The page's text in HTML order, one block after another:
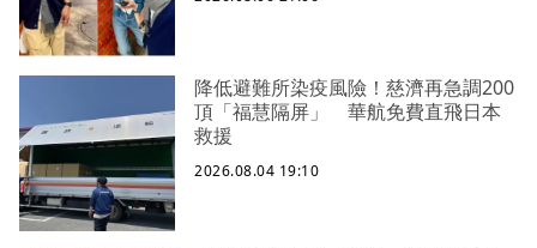
降低避難所染疫風險！慈濟再急調200
頂「福慧隔屏」 華航免費直飛日本
救援
2026.08.04 19:10